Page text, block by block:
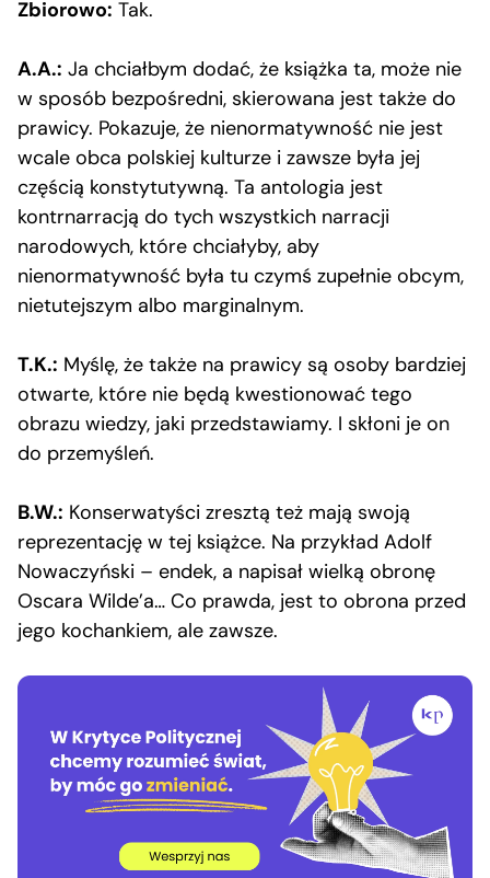
Zbiorowo: Tak.
A.A.: Ja chciałbym dodać, że książka ta, może nie
w sposób bezpośredni, skierowana jest także do
prawicy. Pokazuje, że nienormatywność nie jest
wcale obca polskiej kulturze i zawsze była jej
częścią konstytutywną. Ta antologia jest
kontrnarracją do tych wszystkich narracji
narodowych, które chciałyby, aby
nienormatywność była tu czymś zupełnie obcym,
nietutejszym albo marginalnym.
T.K.: Myślę, że także na prawicy są osoby bardziej
otwarte, które nie będą kwestionować tego
obrazu wiedzy, jaki przedstawiamy. I skłoni je on
do przemyśleń.
B.W.: Konserwatyści zresztą też mają swoją
reprezentację w tej książce. Na przykład Adolf
Nowaczyński – endek, a napisał wielką obronę
Oscara Wilde’a… Co prawda, jest to obrona przed
jego kochankiem, ale zawsze.